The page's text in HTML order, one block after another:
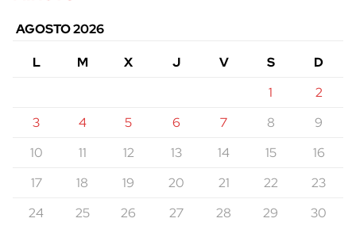
AGOSTO 2026
L
M X J V S
D
1
2
3
4 5 6 7 8
9
10
11 12 13 14 15
16
17
18 19 20 21 22
23
24
25 26 27 28 29
30